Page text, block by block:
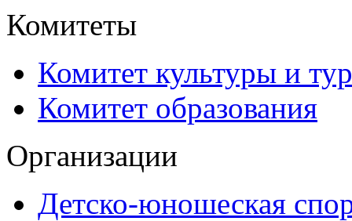
Комитеты
Комитет культуры и
Комитет образования
Организации
Детско-юношеская